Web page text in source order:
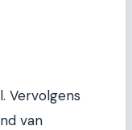
Vervolgens
van